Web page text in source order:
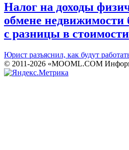
Налог на доходы
обмене недвижимости
с разницы в стоимости
Юрист разъяснил, как будут
© 2011-2026 «MOOML.COM